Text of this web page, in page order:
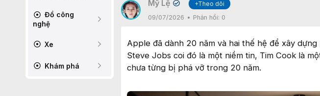
Đồ công
nghệ
Xe
Khám phá
Mỹ Lệ ✔
+Theo dõi
09/07/2026
Phản hồi: 0
Apple đã dành 20 năm và hai thế hệ để xây
Steve Jobs coi đó là một niềm tin, Tim Cook là
chưa từng bị phá vỡ trong 20 năm.